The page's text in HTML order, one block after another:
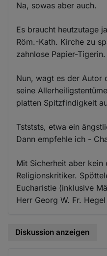
Na, sowas aber auch.
Es braucht heutzutage
Röm.-Kath. Kirche zu
zahnlose Papier-Tigerin.
Nun, wagt es der Autor
seine
platten Spitzfindigkeit
Tstststs, etwa ein
Dann empfehle ich -
Mit Sicherheit aber kein
Religionskritiker.
Eucharistie (inklusive
Herr Georg W. Fr.
Diskussion anzeigen